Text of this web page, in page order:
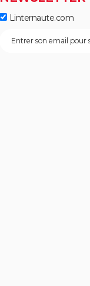
Linternaute.com